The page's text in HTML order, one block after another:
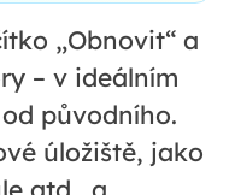
„Obnovit“ a
– v ideálním
původního.
úložiště, jako